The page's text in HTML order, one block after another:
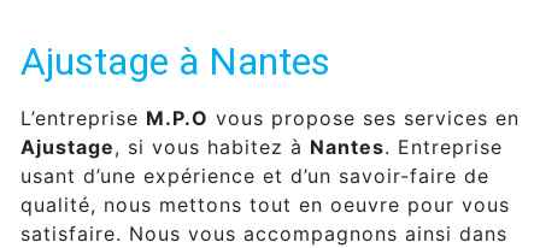
Ajustage à Nantes
L’entreprise M.P.O vous propose ses services en
Ajustage, si vous habitez à Nantes. Entreprise
usant d’une expérience et d’un savoir-faire de
qualité, nous mettons tout en oeuvre pour vous
satisfaire. Nous vous accompagnons ainsi dans